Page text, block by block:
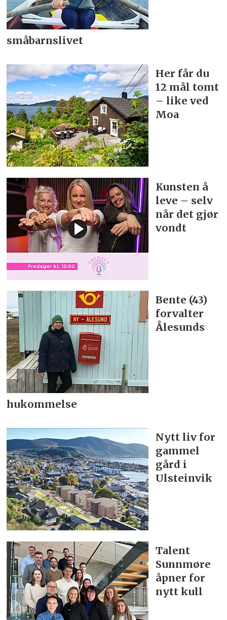
småbarnslivet
Her får du
12 mål tomt
– like ved
Moa
Kunsten å
leve – selv
når det gjør
vondt
Bente (43)
forvalter
Ålesunds
hukommelse
Nytt liv for
gammel
gård i
Ulsteinvik
Talent
Sunnmøre
åpner for
nytt kull